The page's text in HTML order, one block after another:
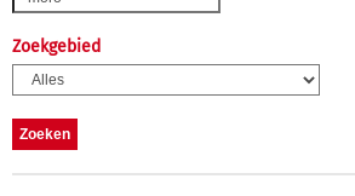
Zoekgebied